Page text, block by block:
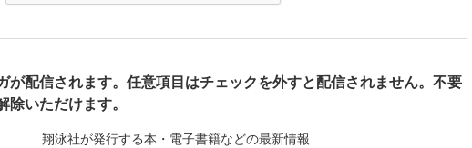
が配信されます。任意項目はチェックを外すと配信されません。不要
いただけます。
翔泳社が発行する本・電子書籍などの最新情報